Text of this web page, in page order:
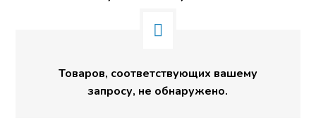
Товаров, соответствующих вашему
запросу, не обнаружено.